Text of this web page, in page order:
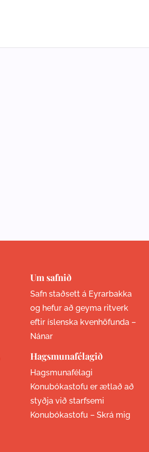
Um safnið
Safn staðsett á Eyrarbakka
og hefur að geyma ritverk
eftir íslenska kvenhöfunda –
Nánar
Hagsmunafélagið
Hagsmunafélagi
Konubókastofu er ætlað að
styðja við starfsemi
Konubókastofu – Skrá mig